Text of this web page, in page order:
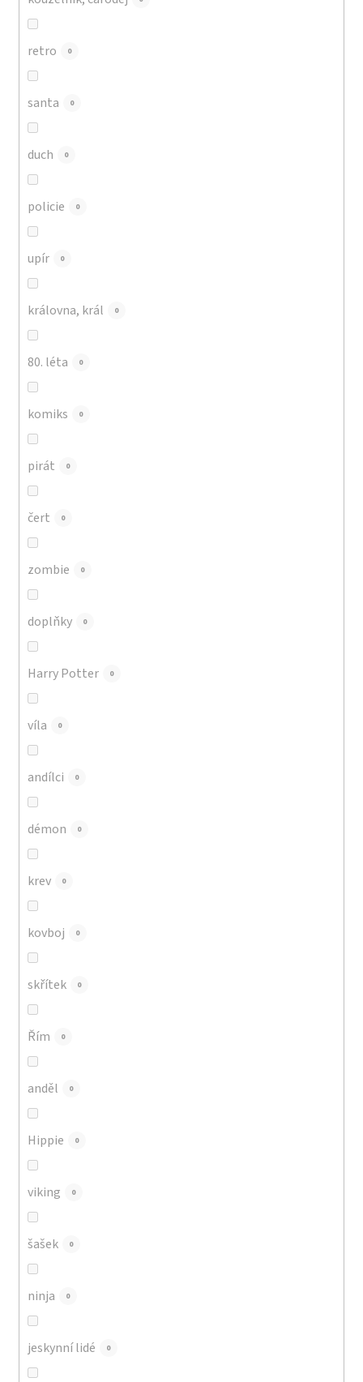
retro 0
santa 0
duch 0
policie 0
upír 0
královna, král 0
80. léta 0
komiks 0
pirát 0
čert 0
zombie 0
doplňky 0
Harry Potter 0
víla 0
andílci 0
démon 0
krev 0
kovboj 0
skřítek 0
Řím 0
anděl 0
Hippie 0
viking 0
šašek 0
ninja 0
jeskynní lidé 0